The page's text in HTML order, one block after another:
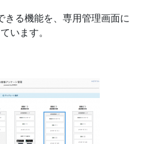
きる機能を、専用管理画面に
います。